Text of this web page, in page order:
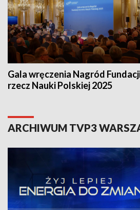
Gala wręczenia Nagród
rzecz Nauki Polskiej 2025
ARCHIWUM TVP3